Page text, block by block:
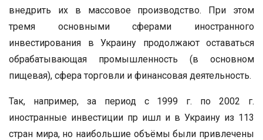
внедрить их в массовое производство. При этом
тремя основными сферами иностранного
инвестирования в Украину продолжают оставаться
обрабатывающая промышленность (в основном
пищевая), сфера торговли и финансовая деятельность.
Так, например, за период с 1999 г. по 2002 г.
иностранные инвестиции пр ишл и в Украину из 113
стран мира, но наибольшие объёмы были привлечены